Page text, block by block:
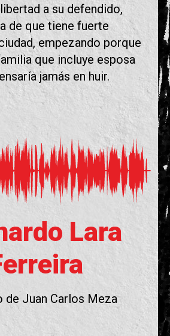
a su defendido,
de que tiene fuerte
empezando porque
que incluye esposa
jamás en huir.
Lara
de Juan Carlos Meza